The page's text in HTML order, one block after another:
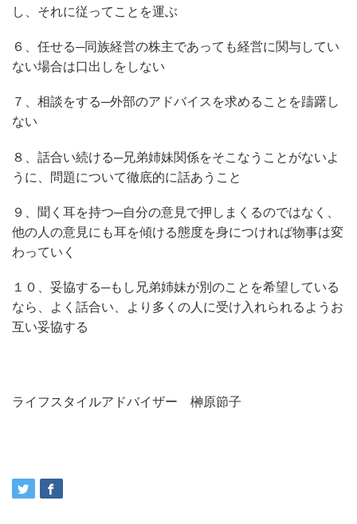
し、それに従ってことを運ぶ
６、任せる─同族経営の株主であっても経営に関与してい
ない場合は口出しをしない
７、相談をする─外部のアドバイスを求めることを躊躇し
ない
８、話合い続ける─兄弟姉妹関係をそこなうことがないよ
うに、問題について徹底的に話あうこと
９、聞く耳を持つ─自分の意見で押しまくるのではなく、
他の人の意見にも耳を傾ける態度を身につければ物事は変
わっていく
１０、妥協する─もし兄弟姉妹が別のことを希望している
なら、よく話合い、より多くの人に受け入れられるようお
互い妥協する
ライフスタイルアドバイザー 榊原節子